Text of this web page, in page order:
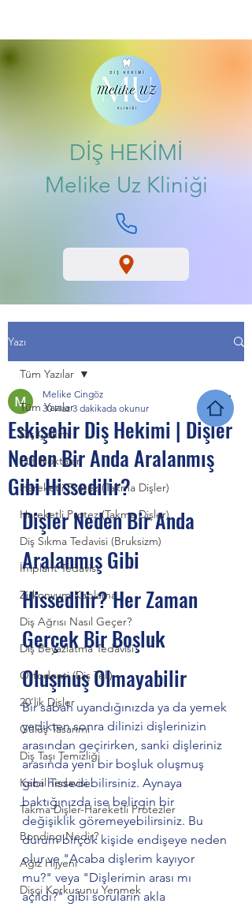
DİŞ HEKİMİ
Melike Uz Kliniği
Yazı
Tüm Yazılar
Diş Çekimi
Püf Noktalar
Hareketli Protez (Takma Dişler)
Hareketli Protez (Takma Dişler)
Diş Sıkma Tedavisi (Bruksizm)
İmplant Tedavisi
Zirkonyum Kaplama
Diş Ağrısı Nasıl Geçer?
Diş Beyazlatma Tedavisi
Ortodonti (Diş Teli)
20’lik Dişler
Gülüş Tasarımı
Diş Taşı Temizliği
Kanal Tedavisi
Takma Dişler-Hareketli Protezler
Bonding Nedir?
Ağız Hijyeni
Dişçi Korkusunu Yenmek
Tüm Yazılar
Eskişehir Diş Hekimi | Dişler
Neden Bir Anda Aralanmış
Gibi Hissedilir?
Melike Cingöz
30 Haz 3 dakikada okunur
Dişler Neden Bir Anda
Aralanmış Gibi
Hissedilir? Her Zaman
Gerçek Bir Boşluk
Oluşmuş Olmayabilir
Bir sabah uyandığınızda ya da yemek
yedikten sonra dilinizi dişlerinizin
arasından geçirirken, sanki dişleriniz
arasında yeni bir boşluk oluşmuş
gibi hissedebilirsiniz. Aynaya
baktığınızda ise belirgin bir
değişiklik göremeyebilirsiniz. Bu
durum birçok kişide endişeye neden
olur ve "Acaba dişlerim kayıyor
mu?" veya "Dişlerimin arası mı
açıldı?" gibi soruların akla